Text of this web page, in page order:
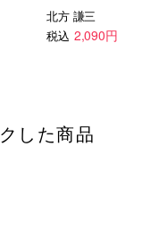
北方 謙三
税込 2,090円
した商品